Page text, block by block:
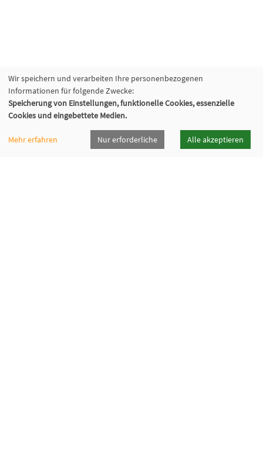
Wir speichern und verarbeiten Ihre personenbezogenen
Informationen für folgende Zwecke:
Speicherung von Einstellungen, funktionelle Cookies, essenzielle
Cookies und eingebettete Medien.
Mehr erfahren Nur erforderliche Alle akzeptieren